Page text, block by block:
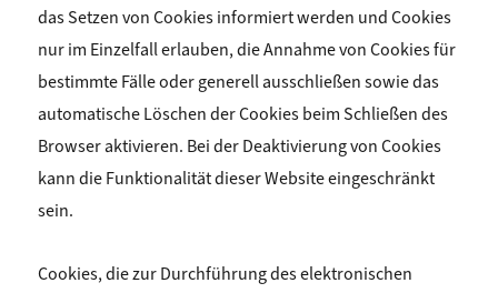
das Setzen von Cookies informiert werden und Cookies
nur im Einzelfall erlauben, die Annahme von Cookies für
bestimmte Fälle oder generell ausschließen sowie das
automatische Löschen der Cookies beim Schließen des
Browser aktivieren. Bei der Deaktivierung von Cookies
kann die Funktionalität dieser Website eingeschränkt
sein.
Cookies, die zur Durchführung des elektronischen